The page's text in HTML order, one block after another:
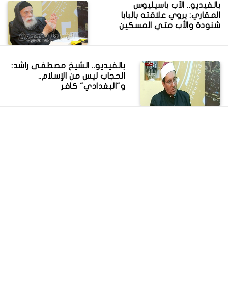
بالفيديو.. الأب باسيليوس
المقاري: يروي علاقته بالبابا
شنودة والأب متي المسكين
بالفيديو.. الشيخ مصطفى راشد:
الحجاب ليس من الإسلام..
و"البغدادي" كافر